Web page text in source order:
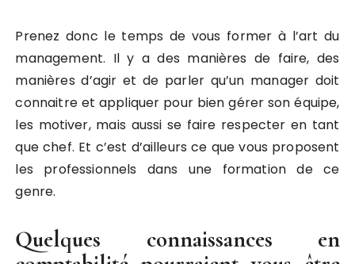
Prenez donc le temps de vous former à l’art du
management. Il y a des manières de faire, des
manières d’agir et de parler qu’un manager doit
connaitre et appliquer pour bien gérer son équipe,
les motiver, mais aussi se faire respecter en tant
que chef. Et c’est d’ailleurs ce que vous proposent
les professionnels dans une formation de ce
genre.
Quelques connaissances en